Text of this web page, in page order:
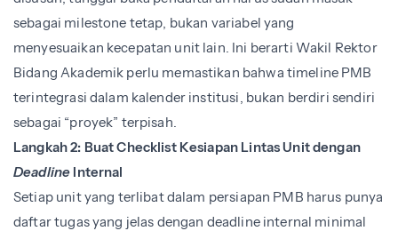
sebagai milestone tetap, bukan variabel yang
menyesuaikan kecepatan unit lain. Ini berarti Wakil Rektor
Bidang Akademik perlu memastikan bahwa timeline PMB
terintegrasi dalam kalender institusi, bukan berdiri sendiri
sebagai “proyek” terpisah.
Langkah 2: Buat Checklist Kesiapan Lintas Unit dengan
Deadline Internal
Setiap unit yang terlibat dalam persiapan PMB harus punya
daftar tugas yang jelas dengan deadline internal minimal